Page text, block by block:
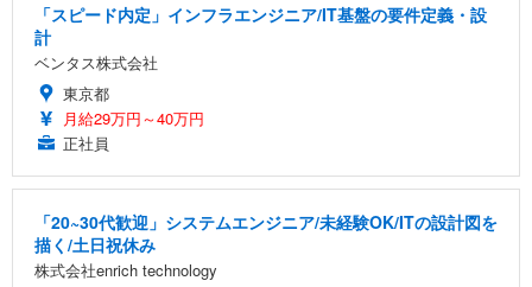
「スピード内定」インフラエンジニア/IT基盤の要件定義・設
計
ベンタス株式会社
東京都
月給29万円～40万円
正社員
「20~30代歓迎」システムエンジニア/未経験OK/ITの設計図を
描く/土日祝休み
株式会社enrich technology